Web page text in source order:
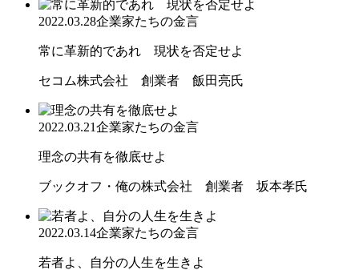
2022.03.28企業家たちの金言
常に革新的であれ 現状を否定せよ
セコム株式会社 創業者 飯田亮氏
2022.03.21企業家たちの金言
理念の共有を徹底せよ
ブックオフ・俺の株式会社 創業者 坂本孝氏
2022.03.14企業家たちの金言
若者よ、自分の人生を生きよ